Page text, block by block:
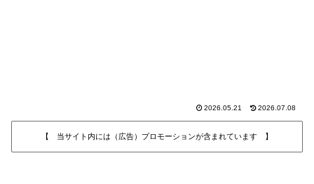
2026.05.21 2026.07.08
【 当サイト内には（広告）プロモーションが含まれています 】